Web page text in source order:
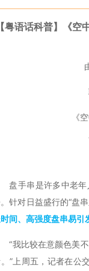
粤语话科普】《空
《
盘手串是许多中老
针对日益盛行的“盘
间、高强度盘串易引
“我比较在意颜色美
”上周五，记者在公